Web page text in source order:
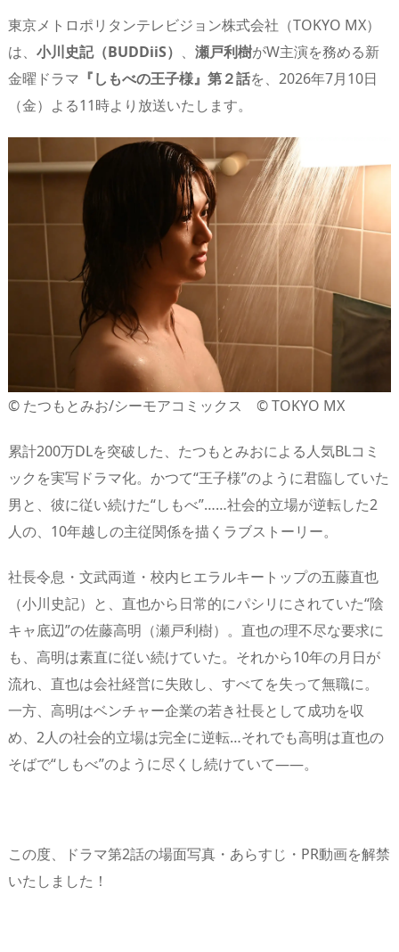
re
a
d
s
st
o
d
o
n
e
sk
y
m
bl
r
b
o
ar
d
n
d
ro
io
東京メトロポリタンテレビジョン株式会社（TOKYO MX）
は、 小川史記（BUDDiiS） 、 瀬戸利樹がW主演を務める新
金曜ドラマ 『しもべの王子様』第２話を、2026年7月10日
（金）よる11時より放送いたします。
© たつもとみお/シーモアコミックス © TOKYO MX
累計200万DLを突破した、たつもとみおによる人気BLコミ
ックを実写ドラマ化。かつて“王子様”のように君臨していた
男と、彼に従い続けた“しもべ”……社会的立場が逆転した2
人の、10年越しの主従関係を描くラブストーリー。
社長令息・文武両道・校内ヒエラルキートップの五藤直也
（小川史記）と、直也から日常的にパシリにされていた“陰
キャ底辺”の佐藤高明（瀬戸利樹）。直也の理不尽な要求に
も、高明は素直に従い続けていた。それから10年の月日が
流れ、直也は会社経営に失敗し、すべてを失って無職に。
一方、高明はベンチャー企業の若き社長として成功を収
め、2人の社会的立場は完全に逆転…それでも高明は直也の
そばで“しもべ”のように尽くし続けていて――。
この度、ドラマ第2話の場面写真・あらすじ・PR動画を解禁
いたしました！